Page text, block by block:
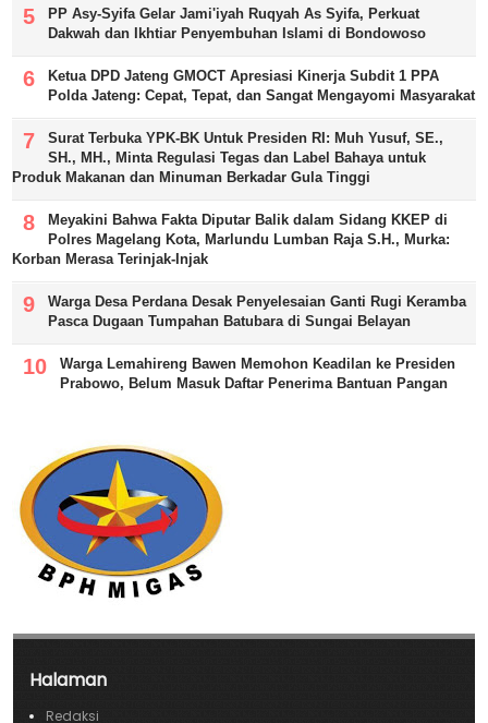
PP Asy-Syifa Gelar Jami'iyah Ruqyah As Syifa, Perkuat
Dakwah dan Ikhtiar Penyembuhan Islami di Bondowoso
Ketua DPD Jateng GMOCT Apresiasi Kinerja Subdit 1 PPA
Polda Jateng: Cepat, Tepat, dan Sangat Mengayomi Masyarakat
Surat Terbuka YPK-BK Untuk Presiden RI: Muh Yusuf, SE.,
SH., MH., Minta Regulasi Tegas dan Label Bahaya untuk
Produk Makanan dan Minuman Berkadar Gula Tinggi
Meyakini Bahwa Fakta Diputar Balik dalam Sidang KKEP di
Polres Magelang Kota, Marlundu Lumban Raja S.H., Murka:
Korban Merasa Terinjak-Injak
Warga Desa Perdana Desak Penyelesaian Ganti Rugi Keramba
Pasca Dugaan Tumpahan Batubara di Sungai Belayan
Warga Lemahireng Bawen Memohon Keadilan ke Presiden
Prabowo, Belum Masuk Daftar Penerima Bantuan Pangan
Halaman
Redaksi